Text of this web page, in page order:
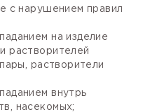
с нарушением правил
на изделие
растворителей
растворители
внутрь
насекомых;